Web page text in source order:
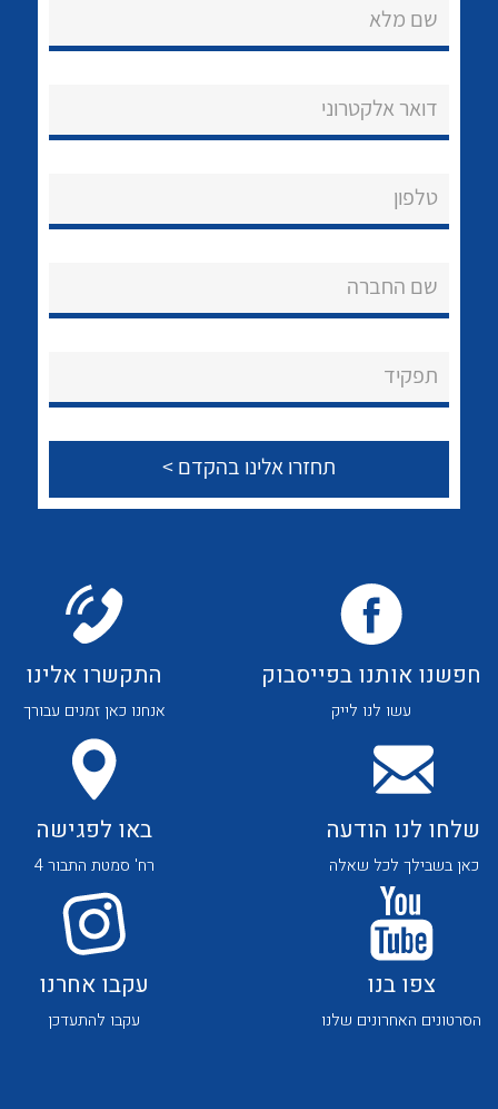
הצוות שלנו
שירותי תמיכה
צור קשר
לכל מוצרי היצרן לכל מוצרי היצרן
לכל מוצרי היצרן לכל מוצרי היצרן
לכל מוצרי היצרן לכל מוצרי היצרן
שם מלא
דואר אלקטרוני
טלפון
שם החברה
תפקיד
חפשנו אותנו בפייסבוק
עשו לנו לייק
התקשרו אלינו
אנחנו כאן זמנים עבורך
שלחו לנו הודעה
כאן בשבילך לכל שאלה
באו לפגישה
רח' סמטת התבור 4
צפו בנו
הסרטונים האחרונים שלנו
עקבו אחרנו
עקבו להתעדכן